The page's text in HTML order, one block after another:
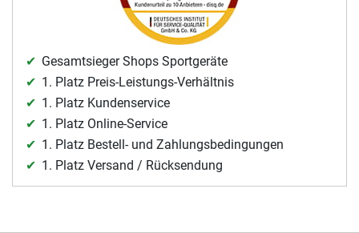
Gesamtsieger Shops Sportgeräte
1. Platz Preis-Leistungs-Verhältnis
1. Platz Kundenservice
1. Platz Online-Service
1. Platz Bestell- und Zahlungsbedingungen
1. Platz Versand / Rücksendung